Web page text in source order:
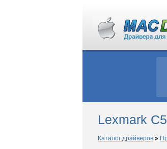
Lexmark
Каталог драйверов »